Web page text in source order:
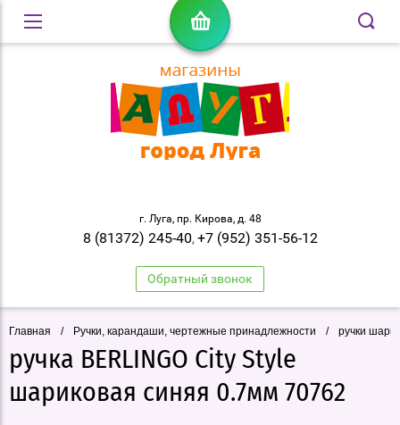
г. Луга, пр. Кирова, д. 48
8 (81372) 245-40, +7 (952) 351-56-12
Обратный звонок
Главная / Ручки, карандаши, чертежные принадлежности / ручки
ручка BERLINGO City Style
шариковая синяя 0.7мм 70762